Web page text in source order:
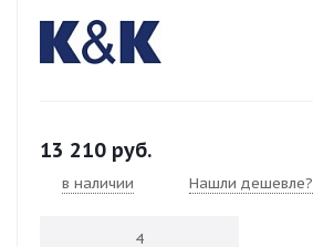
13 210 руб.
в наличии Нашли дешевле?